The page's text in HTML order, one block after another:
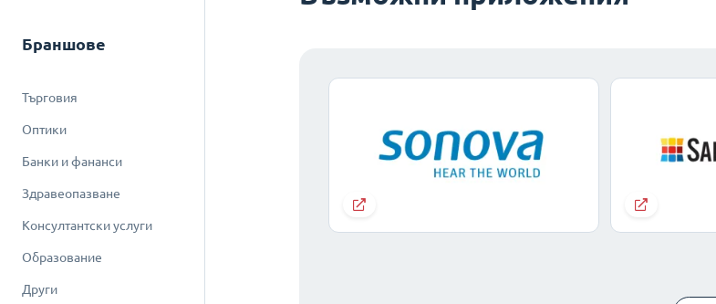
Браншове
Търговия
Оптики
Банки и фананси
Здравеопазване
Консултантски услуги
Образование
Други